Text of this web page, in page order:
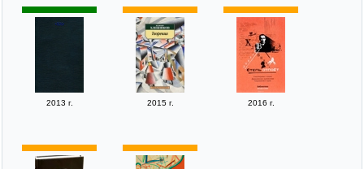
2013 г. 2015 г. 2016 г.